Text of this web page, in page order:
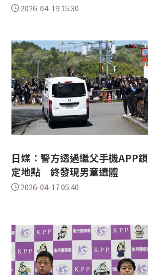
2026-04-19 15:30
日媒：警方透過繼父手機APP鎖
定地點 終發現男童遺體
2026-04-17 05:40